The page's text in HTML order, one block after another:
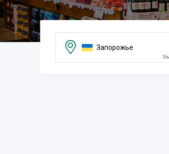
Запорожье